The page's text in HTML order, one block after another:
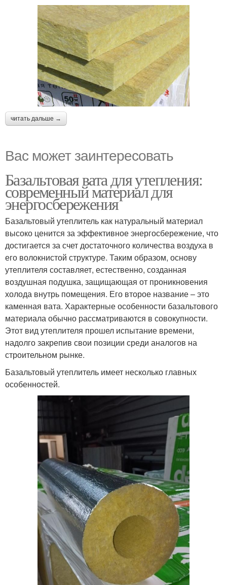
читать дальше →
Вас может заинтересовать
Базальтовая вата для утепления:
современный материал для
энергосбережения
Базальтовый утеплитель как натуральный материал
высоко ценится за эффективное энергосбережение, что
достигается за счет достаточного количества воздуха в
его волокнистой структуре. Таким образом, основу
утеплителя составляет, естественно, созданная
воздушная подушка, защищающая от проникновения
холода внутрь помещения. Его второе название – это
каменная вата. Характерные особенности базальтового
материала обычно рассматриваются в совокупности.
Этот вид утеплителя прошел испытание времени,
надолго закрепив свои позиции среди аналогов на
строительном рынке.
Базальтовый утеплитель имеет несколько главных
особенностей.